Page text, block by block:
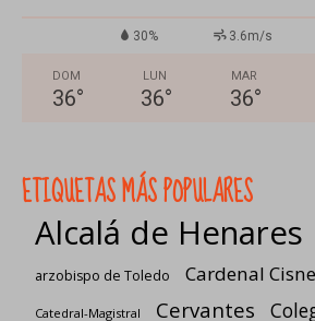
30% 3.6m/s
DOM
36°
LUN
36°
MAR
36°
ETIQUETAS MÁS POPULARES
Alcalá de Henares
arzobispo de Toledo
Cardenal
Catedral-Magistral Cervantes